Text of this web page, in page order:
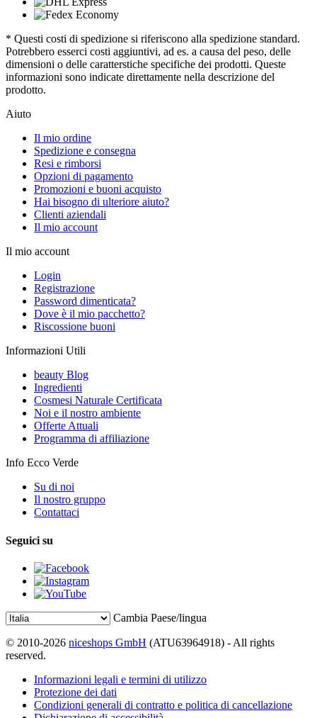
* Questi costi di spedizione si riferiscono alla spedizione standard.
Potrebbero esserci costi aggiuntivi, ad es. a causa del peso, delle
dimensioni o delle caratterstiche specifiche dei prodotti. Queste
informazioni sono indicate direttamente nella descrizione del
prodotto.
Aiuto
Il mio ordine
Spedizione e consegna
Resi e rimborsi
Opzioni di pagamento
Promozioni e buoni acquisto
Hai bisogno di ulteriore aiuto?
Clienti aziendali
Il mio account
Il mio account
Login
Registrazione
Password dimenticata?
Dove è il mio pacchetto?
Riscossione buoni
Informazioni Utili
beauty Blog
Ingredienti
Cosmesi Naturale Certificata
Noi e il nostro ambiente
Offerte Attuali
Programma di affiliazione
Info Ecco Verde
Su di noi
Il nostro gruppo
Contattaci
Seguici su
Cambia Paese/lingua
© 2010-2026 niceshops GmbH (ATU63964918) - All rights
reserved.
Informazioni legali e termini di utilizzo
Protezione dei dati
Condizioni generali di contratto e politica di cancellazione